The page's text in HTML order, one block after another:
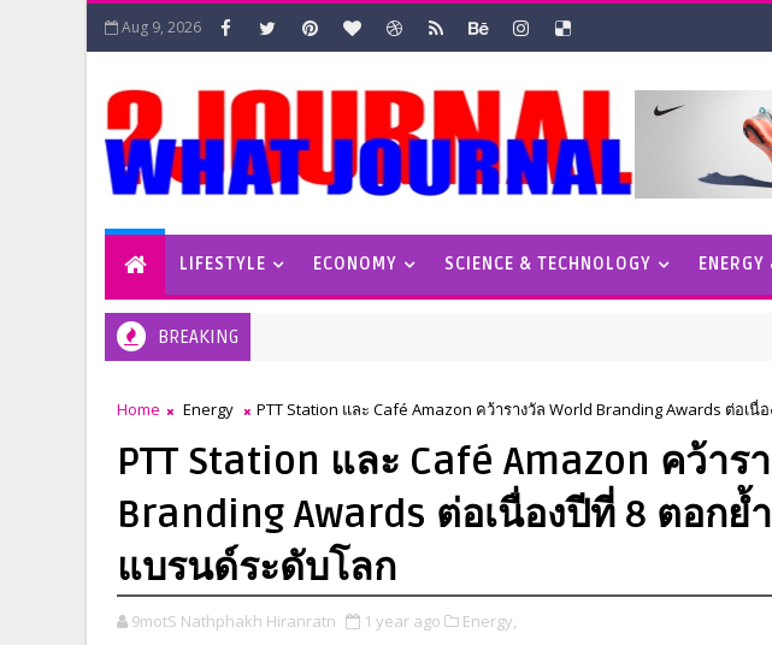
Aug 9, 2026
LIFESTYLE ECONOMY SCIENCE & TECHNOLOGY
BREAKING
Home Energy PTT Station และ Café Amazon คว้ารางวัล World Branding Awards ต่อเ
PTT Station และ Café Amazon คว้าร
Branding Awards ต่อเนื่องปีที่ 8 ตอกย้
แบรนด์ระดับโลก
9motS Nathphakh Hiranratn 1 year ago Energy,